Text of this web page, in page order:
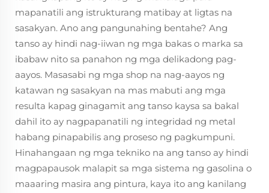
mapanatili ang istrukturang matibay at ligtas na
sasakyan. Ano ang pangunahing bentahe? Ang
tanso ay hindi nag-iiwan ng mga bakas o marka sa
ibabaw nito sa panahon ng mga delikadong pag-
aayos. Masasabi ng mga shop na nag-aayos ng
katawan ng sasakyan na mas mabuti ang mga
resulta kapag ginagamit ang tanso kaysa sa bakal
dahil ito ay nagpapanatili ng integridad ng metal
habang pinapabilis ang proseso ng pagkumpuni.
Hinahangaan ng mga tekniko na ang tanso ay hindi
magpapausok malapit sa mga sistema ng gasolina o
maaaring masira ang pintura, kaya ito ang kanilang